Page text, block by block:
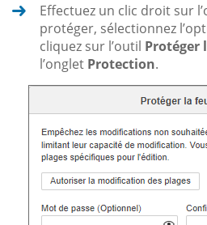
Effectuez un clic droit sur
protéger, sélectionnez
cliquez sur l’outil Protéger
l’onglet Protection.